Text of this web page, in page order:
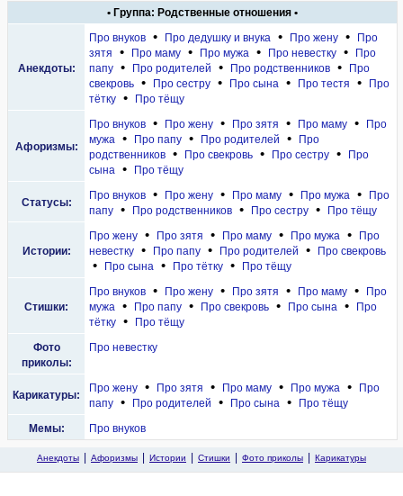
• Группа: Родственные отношения •
Анекдоты:
Про внуков • Про дедушку и внука • Про жену •
Про
зятя
• Про маму • Про мужа • Про невестку •
Про
папу • Про родителей • Про родственников •
Про
свекровь • Про сестру • Про сына • Про тестя •
Про
тётку • Про тёщу
Афоризмы:
Про внуков • Про жену • Про зятя • Про маму •
Про
мужа • Про папу • Про родителей •
Про
родственников • Про свекровь • Про сестру •
Про
сына • Про тёщу
Статусы:
Про внуков • Про жену • Про маму • Про мужа •
Про
папу • Про родственников • Про сестру • Про тёщу
Истории:
Про жену • Про зятя • Про маму • Про мужа •
Про
невестку • Про папу • Про родителей • Про свекровь
• Про сына • Про тётку • Про тёщу
Стишки:
Про внуков • Про жену • Про зятя • Про маму •
Про
мужа • Про папу • Про свекровь • Про сына •
Про
тётку •
Про тёщу
Фото
приколы:
Про невестку
Карикатуры:
Про жену • Про зятя • Про маму • Про мужа •
Про
папу • Про родителей • Про сына •
Про тёщу
Мемы:
Про внуков
Анекдоты Афоризмы Истории Стишки Фото приколы Карикатуры